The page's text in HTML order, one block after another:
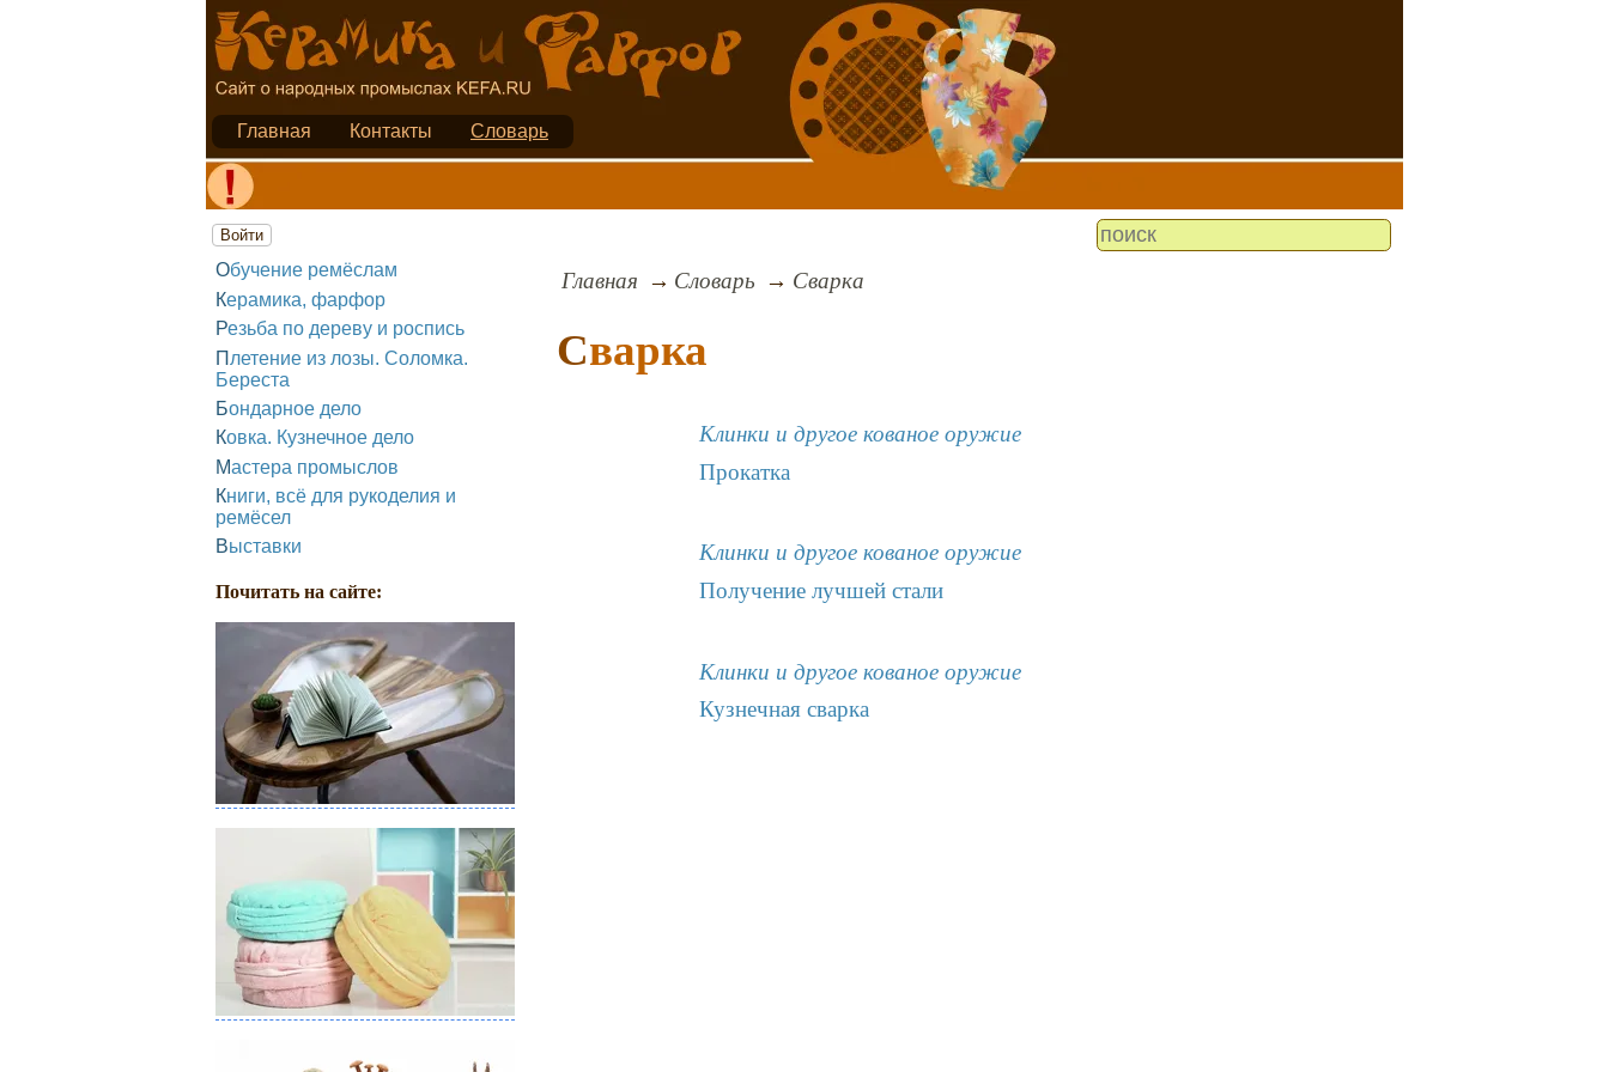
Главная Контакты Словарь
Войти
Обучение ремёслам
Керамика, фарфор
Резьба по дереву и роспись
Плетение из лозы. Соломка.
Береста
Бондарное дело
Ковка. Кузнечное дело
Мастера промыслов
Книги, всё для рукоделия и
ремёсел
Выставки
Почитать на сайте:
Главная Словарь Сварка
Сварка
Клинки и другое кованое оружие
Прокатка
Клинки и другое кованое оружие
Получение лучшей стали
Клинки и другое кованое оружие
Кузнечная сварка